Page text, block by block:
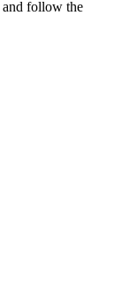
follow the